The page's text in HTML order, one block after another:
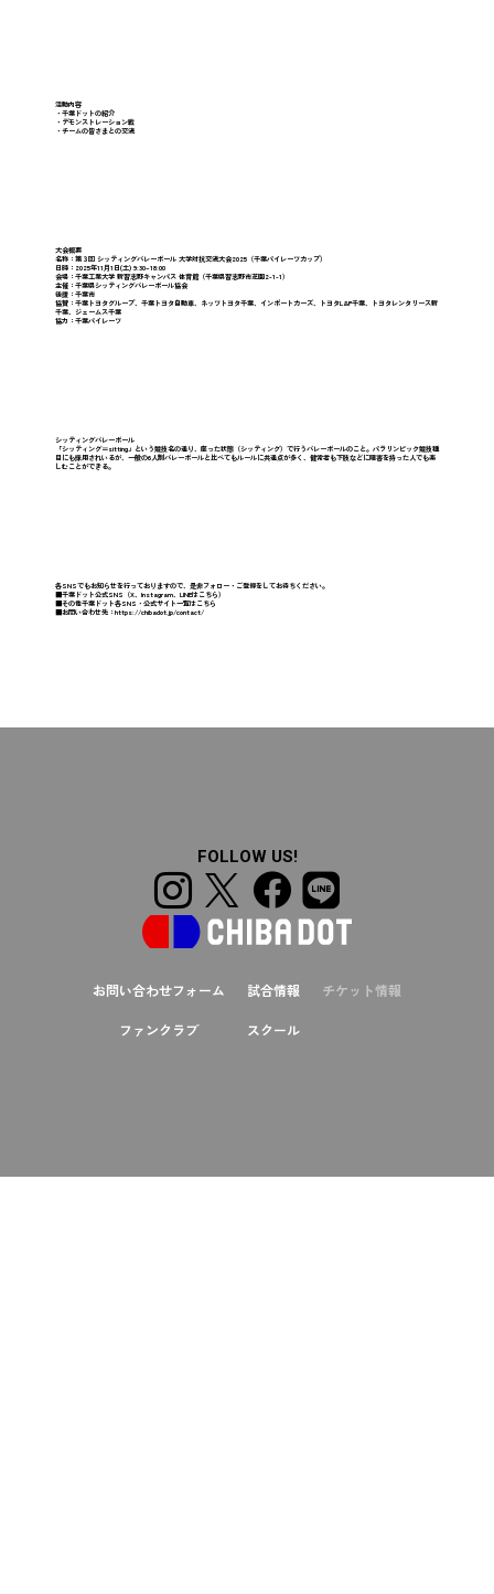
活動内容
・千葉ドットの紹介
・デモンストレーション戦
・チームの皆さまとの交流
大会概要
名称：第３回 シッティングバレーボール 大学対抗交流大会2025（千葉パイレーツカップ）
日時：2025年11月1日(土) 9:30~18:00
会場：千葉工業大学 新習志野キャンパス 体育館（千葉県習志野市芝園2-1-1）
主催：千葉県シッティングバレーボール協会
後援：千葉市
協賛：千葉トヨタグループ、千葉トヨタ自動車、ネッツトヨタ千葉、インポートカーズ、トヨタL&F千葉、トヨタレンタリース新
千葉、ジェームス千葉
協力：千葉パイレーツ
シッティングバレーボール
「シッティング＝sitting」という競技名の通り、座った状態（シッティング）で行うバレーボールのこと。パラリンピック競技種
目にも採用されいるが、一般の6人制バレーボールと比べてもルールに共通点が多く、健常者も下肢などに障害を持った人でも楽
しむことができる。
各SNSでもお知らせを行っておりますので、是非フォロー・ご登録をしてお待ちください。
■千葉ドット公式SNS（X、 Instagram、 LINEはこちら）
■その他千葉ドット各SNS・公式サイト一覧はこちら
■お問い合わせ先： https://chibadot.jp/contact/
FOLLOW US!
お問い合わせフォーム 試合情報 チケット情報
ファンクラブ スクール